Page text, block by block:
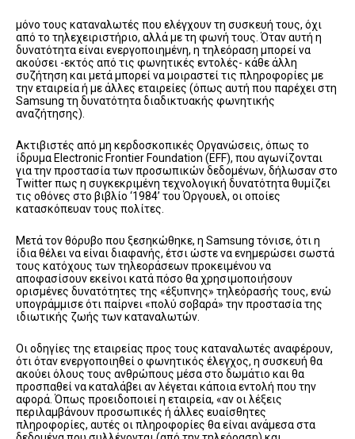
μόνο τους καταναλωτές που ελέγχουν τη συσκευή τους, όχι
από το τηλεχειριστήριο, αλλά με τη φωνή τους. Όταν αυτή η
δυνατότητα είναι ενεργοποιημένη, η τηλεόραση μπορεί να
ακούσει -εκτός από τις φωνητικές εντολές- κάθε άλλη
συζήτηση και μετά μπορεί να μοιραστεί τις πληροφορίες με
την εταιρεία ή με άλλες εταιρείες (όπως αυτή που παρέχει στη
Samsung τη δυνατότητα διαδικτυακής φωνητικής
αναζήτησης).
Ακτιβιστές από μη κερδοσκοπικές Οργανώσεις, όπως το
ίδρυμα Electronic Frontier Foundation (EFF), που αγωνίζονται
για την προστασία των προσωπικών δεδομένων, δήλωσαν στο
Twitter πως η συγκεκριμένη τεχνολογική δυνατότητα θυμίζει
τις οθόνες στο βιβλίο ‘1984’ του Όργουελ, οι οποίες
κατασκόπευαν τους πολίτες.
Μετά τον θόρυβο που ξεσηκώθηκε, η Samsung τόνισε, ότι η
ίδια θέλει να είναι διαφανής, έτσι ώστε να ενημερώσει σωστά
τους κατόχους των τηλεοράσεων προκειμένου να
αποφασίσουν εκείνοι κατά πόσο θα χρησιμοποιήσουν
ορισμένες δυνατότητες της «έξυπνης» τηλεόρασής τους, ενώ
υπογράμμισε ότι παίρνει «πολύ σοβαρά» την προστασία της
ιδιωτικής ζωής των καταναλωτών.
Οι οδηγίες της εταιρείας προς τους καταναλωτές αναφέρουν,
ότι όταν ενεργοποιηθεί ο φωνητικός έλεγχος, η συσκευή θα
ακούει όλους τους ανθρώπους μέσα στο δωμάτιο και θα
προσπαθεί να καταλάβει αν λέγεται κάποια εντολή που την
αφορά. Όπως προειδοποιεί η εταιρεία, «αν οι λέξεις
περιλαμβάνουν προσωπικές ή άλλες ευαίσθητες
πληροφορίες, αυτές οι πληροφορίες θα είναι ανάμεσα στα